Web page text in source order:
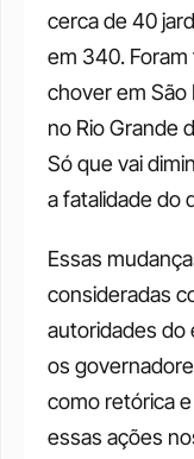
cerca de 40
em 340.
chover em São
no Rio Grande
Só que vai
a fatalidade do
Essas
consideradas
autoridades do
os
como retórica
essas ações